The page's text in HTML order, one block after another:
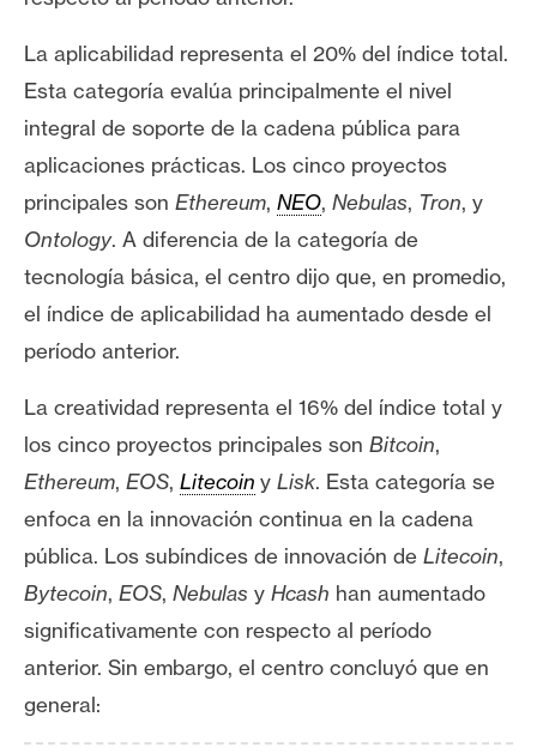
c
i
d
d
La aplicabilidad representa el 20% del índice total.
Esta categoría evalúa principalmente el nivel
integral de soporte de la cadena pública para
aplicaciones prácticas. Los cinco proyectos
principales son Ethereum, NEO, Nebulas, Tron, y
Ontology. A diferencia de la categoría de
tecnología básica, el centro dijo que, en promedio,
el índice de aplicabilidad ha aumentado desde el
período anterior.
La creatividad representa el 16% del índice total y
los cinco proyectos principales son Bitcoin,
Ethereum, EOS, Litecoin y Lisk. Esta categoría se
enfoca en la innovación continua en la cadena
pública. Los subíndices de innovación de Litecoin,
Bytecoin, EOS, Nebulas y Hcash han aumentado
significativamente con respecto al período
anterior. Sin embargo, el centro concluyó que en
general: